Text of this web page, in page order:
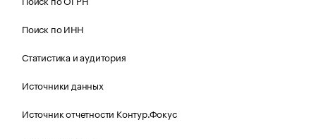
Поиск по ИНН
Статистика и аудитория
Источники данных
Источник отчетности Контур.Фокус